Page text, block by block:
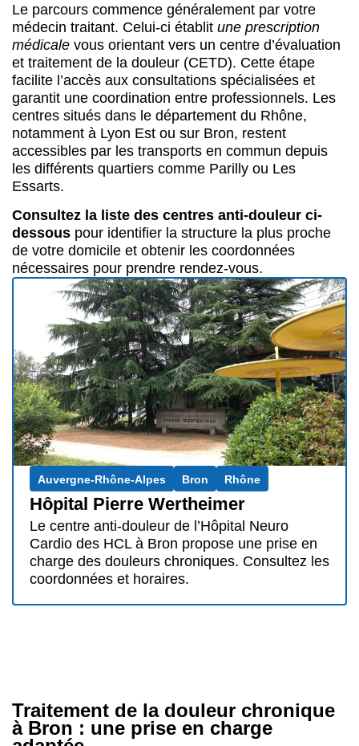
Le parcours commence généralement par votre
médecin traitant. Celui-ci établit une prescription
médicale vous orientant vers un centre d’évaluation
et traitement de la douleur (CETD). Cette étape
facilite l’accès aux consultations spécialisées et
garantit une coordination entre professionnels. Les
centres situés dans le département du Rhône,
notamment à Lyon Est ou sur Bron, restent
accessibles par les transports en commun depuis
les différents quartiers comme Parilly ou Les
Essarts.
Consultez la liste des centres anti-douleur ci-
dessous pour identifier la structure la plus proche
de votre domicile et obtenir les coordonnées
nécessaires pour prendre rendez-vous.
Auvergne-Rhône-Alpes Bron Rhône
Hôpital Pierre Wertheimer
Le centre anti-douleur de l’Hôpital Neuro
Cardio des HCL à Bron propose une prise en
charge des douleurs chroniques. Consultez les
coordonnées et horaires.
Traitement de la douleur chronique
à Bron : une prise en charge